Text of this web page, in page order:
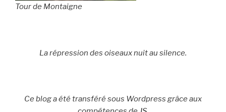
Tour de Montaigne
La répression des oiseaux nuit au silence.
Ce blog a été transféré sous Wordpress grâce aux